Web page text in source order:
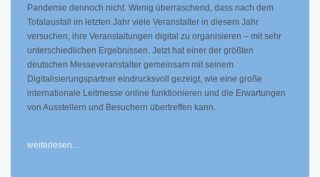
Pandemie dennoch nicht. Wenig überraschend, dass nach dem
Totalausfall im letzten Jahr viele Veranstalter in diesem Jahr
versuchen, ihre Veranstaltungen digital zu organisieren – mit sehr
unterschiedlichen Ergebnissen. Jetzt hat einer der größten
deutschen Messeveranstalter gemeinsam mit seinem
Digitalisierungspartner eindrucksvoll gezeigt, wie eine große
internationale Leitmesse online funktionieren und die Erwartungen
von Ausstellern und Besuchern übertreffen kann.
weiterlesen…